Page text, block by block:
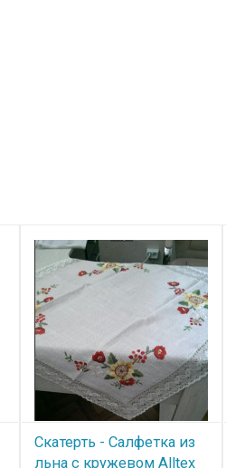
Скатерть - Салфетка из
льна с кружевом Alltex